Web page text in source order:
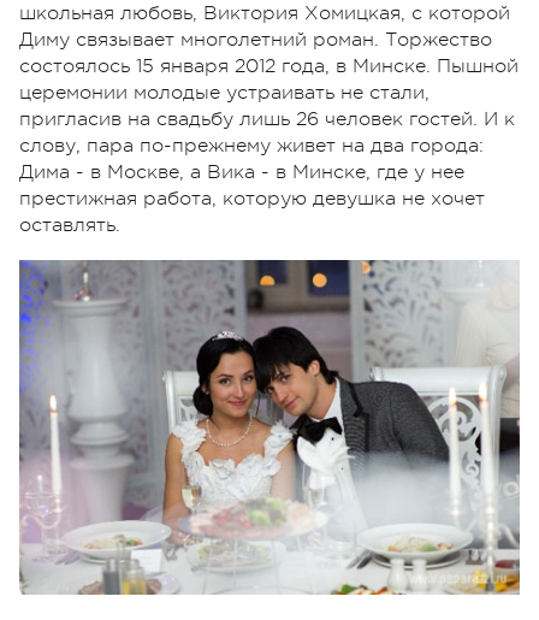
школьная любовь, Виктория Хомицкая, с которой
Диму связывает многолетний роман. Торжество
состоялось 15 января 2012 года, в Минске. Пышной
церемонии молодые устраивать не стали,
пригласив на свадьбу лишь 26 человек гостей. И к
слову, пара по-прежнему живет на два города:
Дима - в Москве, а Вика - в Минске, где у нее
престижная работа, которую девушка не хочет
оставлять.